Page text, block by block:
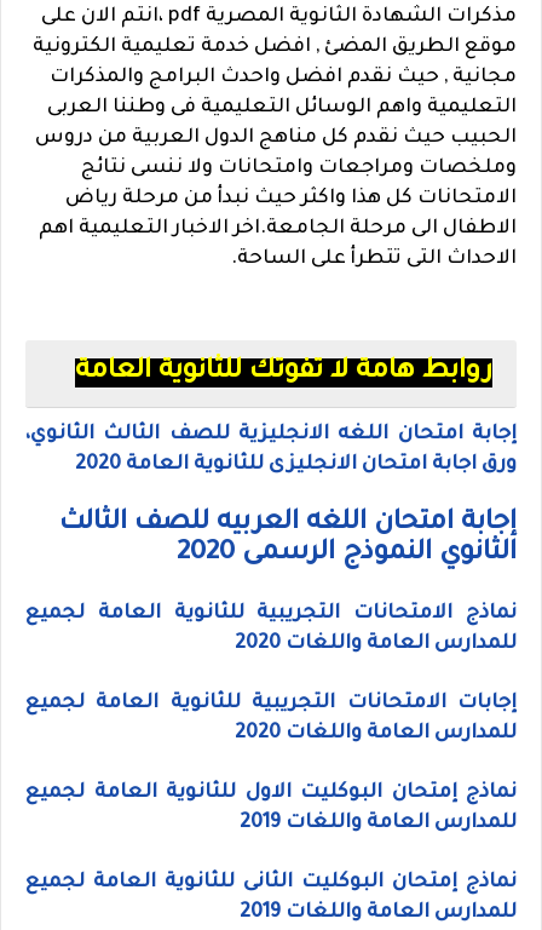
مذكرات الشهادة الثانوية المصرية pdf ،انتم الان على
موقع الطريق المضئ , افضل خدمة تعليمية الكترونية
مجانية , حيث نقدم افضل واحدث البرامج والمذكرات
التعليمية واهم الوسائل التعليمية فى وطننا العربى
الحبيب حيث نقدم كل مناهج الدول العربية من دروس
وملخصات ومراجعات وامتحانات ولا ننسى نتائج
الامتحانات كل هذا واكثر حيث نبدأ من مرحلة رياض
الاطفال الى مرحلة الجامعة.اخر الاخبار التعليمية اهم
الاحداث التى تتطرأ على الساحة.
روابط هامة لا تفوتك للثانوية العامة
إجابة امتحان اللغه الانجليزية للصف الثالث الثانوي،
ورق اجابة امتحان الانجليزى للثانوية العامة 2020
إجابة امتحان اللغه العربيه للصف الثالث
الثانوي النموذج الرسمى 2020
نماذج الامتحانات التجريبية للثانوية العامة لجميع
للمدارس العامة واللغات 2020
إجابات الامتحانات التجريبية للثانوية العامة لجميع
للمدارس العامة واللغات 2020
نماذج إمتحان البوكليت الاول للثانوية العامة لجميع
للمدارس العامة واللغات 2019
نماذج إمتحان البوكليت الثانى للثانوية العامة لجميع
للمدارس العامة واللغات 2019